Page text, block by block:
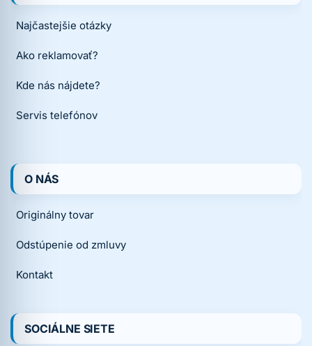
Najčastejšie otázky
Ako reklamovať?
Kde nás nájdete?
Servis telefónov
O NÁS
Originálny tovar
Odstúpenie od zmluvy
Kontakt
SOCIÁLNE SIETE